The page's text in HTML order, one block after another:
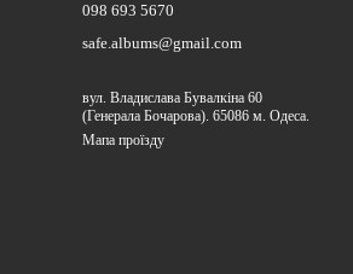
098 693 5670
safe.albums@gmail.com
вул. Владислава Бувалкіна 60
(Генерала Бочарова). 65086 м. Одеса.
Мапа проїзду